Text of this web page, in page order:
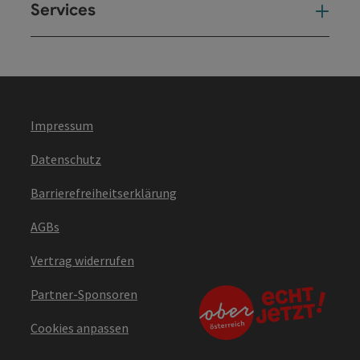
Services
Impressum
Datenschutz
Barrierefreiheitserklärung
AGBs
Vertrag widerrufen
Partner-Sponsoren
Cookies anpassen